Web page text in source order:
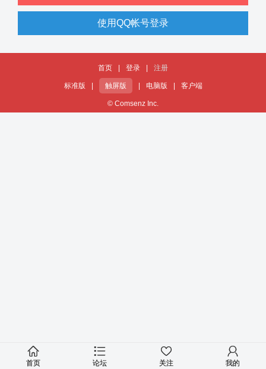
使用QQ帐号登录
首页 登录 注册
标准版 触屏版 电脑版 客户端
© Comsenz Inc.
首页 论坛 关注 我的